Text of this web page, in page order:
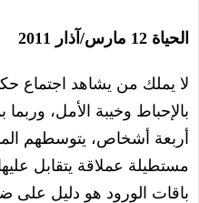
الحياة 12 مارس/آذار 2011
لا يملك من يشاهد اجتماع
بالإحباط وخيبة الأمل،
أربعة أشخاص، يتوسطهم
باقات الورود هو دليل على